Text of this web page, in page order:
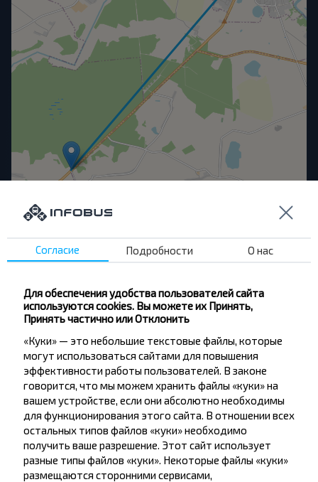
Другие рейсы в Залавье, поворот,
Чечерский р-н ГОМЕЛЬСКАЯ ОБЛ.
Гомель
Залавье пов.
Купить
Универмаг, ГОМЕЛЬ ГОМЕЛЬСКАЯ ОБЛ. Беларусь
Залавье пов.
Купить
Электроаппаратура, ГОМЕЛЬ ГОМЕЛЬСКАЯ ОБЛ. Беларусь
Залавье пов.
Купить
Согласие Подробности О нас
Для обеспечения удобства пользователей сайта
используются cookies. Вы можете их Принять,
Принять частично или Отклонить
«Куки» — это небольшие текстовые файлы, которые
могут использоваться сайтами для повышения
эффективности работы пользователей. В законе
говорится, что мы можем хранить файлы «куки» на
вашем устройстве, если они абсолютно необходимы
для функционирования этого сайта. В отношении всех
остальных типов файлов «куки» необходимо
получить ваше разрешение. Этот сайт использует
разные типы файлов «куки». Некоторые файлы «куки»
размещаются сторонними сервисами,